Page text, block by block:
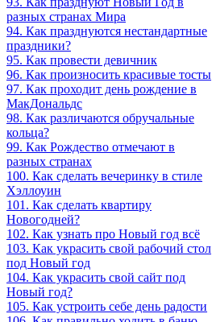
разных странах Мира
94. Как празднуются нестандартные
праздники?
95. Как провести девичник
96. Как произносить красивые тосты
97. Как проходит день рождение в
МакДональдс
98. Как различаются обручальные
кольца?
99. Как Рождество отмечают в
разных странах
100. Как сделать вечеринку в стиле
Хэллоуин
101. Как сделать квартиру
Новогодней?
102. Как узнать про Новый год всё
103. Как украсить свой рабочий стол
под Новый год
104. Как украсить свой сайт под
Новый год?
105. Как устроить себе день радости